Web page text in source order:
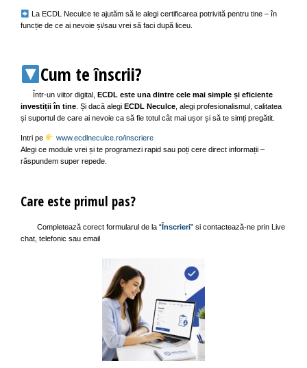
La ECDL Neculce te ajutăm să le alegi certificarea potrivită pentru tine – în
funcție de ce ai nevoie și/sau vrei să faci după liceu.
Cum te înscrii?
Într-un viitor digital,
ECDL este una dintre cele mai simple și eficiente
investiții în tine . Și dacă alegi ECDL Neculce , alegi profesionalismul, calitatea
și suportul de care ai nevoie ca să fie totul cât mai ușor și să te simți pregătit.
Intri pe
www.ecdlneculce.ro/inscriere
Alegi ce module vrei și te programezi rapid sau poți cere direct informații –
răspundem super repede.
Care este primul pas?
Completează corect formularul de la “Înscrieri” si contactează-ne prin Live
chat, telefonic sau email